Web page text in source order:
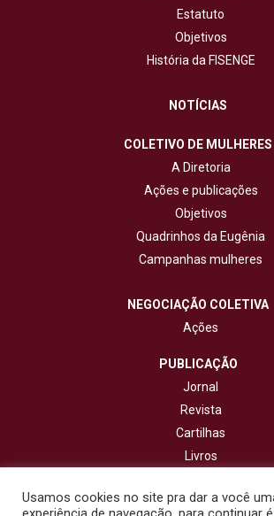
Estatuto
Objetivos
História da FISENGE
NOTÍCIAS
COLETIVO DE MULHERES
A Diretoria
Ações e publicações
Objetivos
Quadrinhos da Eugênia
Campanhas mulheres
NEGOCIAÇÃO COLETIVA
Ações
PUBLICAÇÃO
Jornal
Revista
Cartilhas
Livros
Usamos cookies no site pra dar a você